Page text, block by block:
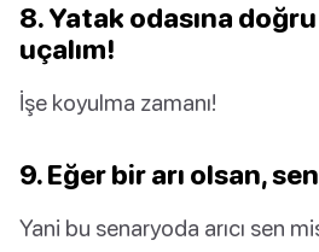
8. Yatak odasına
uçalım!
İşe koyulma zamanı!
9. Eğer bir arı olsan,
Yani bu senaryoda arıcı sen